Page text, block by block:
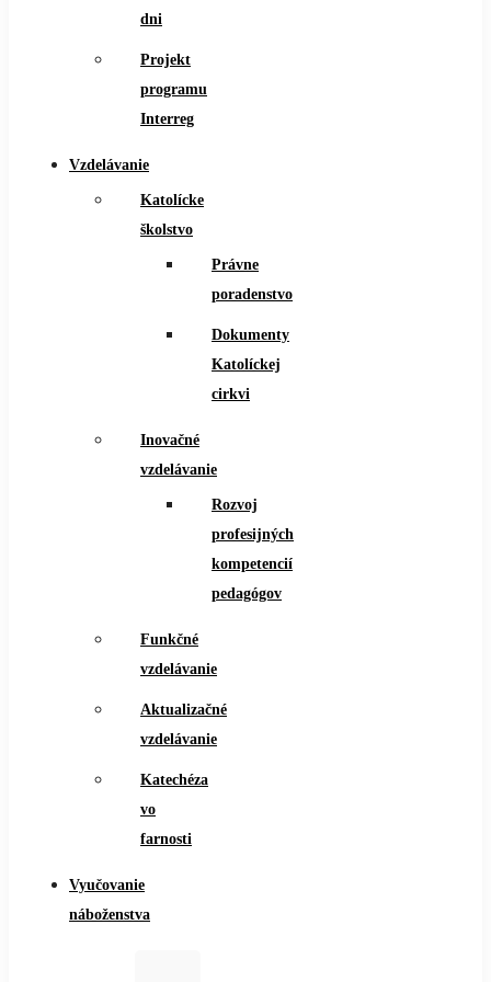
dni
Projekt
programu
Interreg
Vzdelávanie
Katolícke
školstvo
Právne
poradenstvo
Dokumenty
Katolíckej
cirkvi
Inovačné
vzdelávanie
Rozvoj
profesijných
kompetencií
pedagógov
Funkčné
vzdelávanie
Aktualizačné
vzdelávanie
Katechéza
vo
farnosti
Vyučovanie
náboženstva